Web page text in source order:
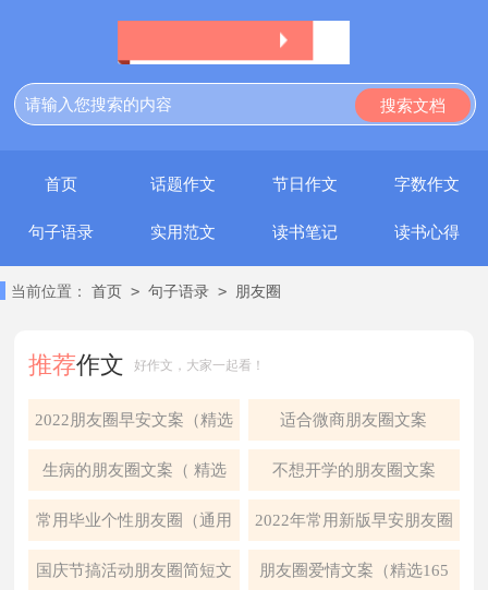
首页 话题作文 节日作文 字数作文
句子语录 实用范文 读书笔记 读书心得
当前位置： 首页 > 句子语录 > 朋友圈
推荐作文 好作文，大家一起看！
2022朋友圈早安文案（精选
95句）
适合微商朋友圈文案
生病的朋友圈文案（ 精选
195句）
不想开学的朋友圈文案
常用毕业个性朋友圈（通用
40句）
2022年常用新版早安朋友圈
问候语47句
国庆节搞活动朋友圈简短文 朋友圈爱情文案（精选165